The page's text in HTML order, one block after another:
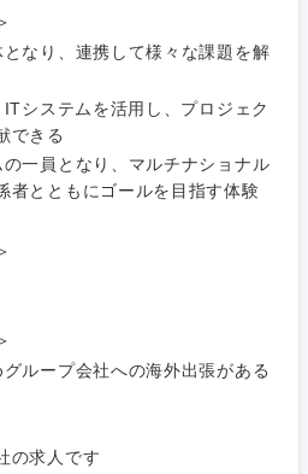
なり、連携して様々な課題を解
システムを活用し、プロジェク
できる
一員となり、マルチナショナル
者とともにゴールを目指す体験
ループ会社への海外出張がある
の求人です
政策渉外
その他企画業務
ービス・制作、ゲーム
スケア・ライフサイエンス
第二新卒
スタートアップ企
英語を活かす
上